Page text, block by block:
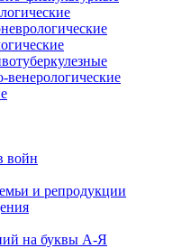
войн
и репродукции
на буквы А-Я